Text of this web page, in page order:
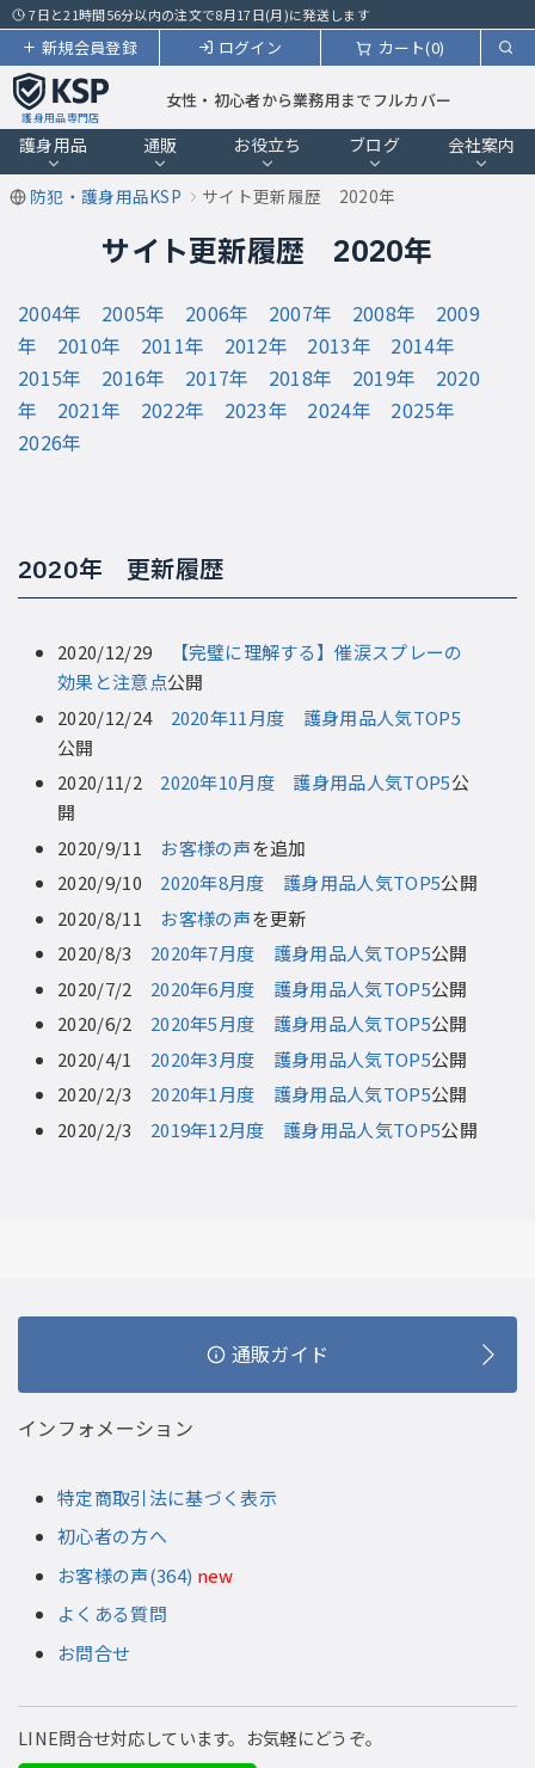
7日と21時間56分以内の注文で8月17日(月)に発送します
カート(0)
ログイン
新規会員登録
護身用品専門店
女性・初心者から業務用までフルカバー
護身用品 通販 お役立ち ブログ 会社案内
防犯・護身用品KSP サイト更新履歴 2020年
サイト更新履歴 2020年
2004年 2005年 2006年 2007年 2008年
2009
年
2010年 2011年 2012年 2013年
2014年
2015年
2016年 2017年 2018年 2019年
2020
年
2021年 2022年 2023年 2024年
2025年
2026年
2020年 更新履歴
2020/12/29
【完璧に理解する】催涙スプレーの
効果と注意点公開
2020/12/24 2020年11月度 護身用品人気TOP5
公開
2020/11/2 2020年10月度 護身用品人気TOP5公
開
2020/9/11 お客様の声を追加
2020/9/10 2020年8月度 護身用品人気TOP5公開
2020/8/11 お客様の声を更新
2020/8/3 2020年7月度 護身用品人気TOP5公開
2020/7/2 2020年6月度 護身用品人気TOP5公開
2020/6/2 2020年5月度 護身用品人気TOP5公開
2020/4/1 2020年3月度 護身用品人気TOP5公開
2020/2/3 2020年1月度 護身用品人気TOP5公開
2020/2/3 2019年12月度 護身用品人気TOP5公開
通販ガイド
インフォメーション
特定商取引法に基づく表示
初心者の方へ
お客様の声(364) new
よくある質問
お問合せ
LINE問合せ対応しています。お気軽にどうぞ。